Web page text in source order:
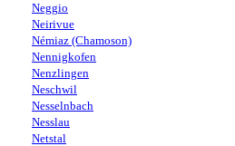
Neggio
Neirivue
Némiaz (Chamoson)
Nennigkofen
Nenzlingen
Neschwil
Nesselnbach
Nesslau
Netstal